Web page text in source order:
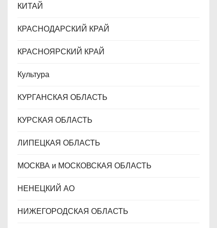
КИТАЙ
КРАСНОДАРСКИЙ КРАЙ
КРАСНОЯРСКИЙ КРАЙ
Культура
КУРГАНСКАЯ ОБЛАСТЬ
КУРСКАЯ ОБЛАСТЬ
ЛИПЕЦКАЯ ОБЛАСТЬ
МОСКВА и МОСКОВСКАЯ ОБЛАСТЬ
НЕНЕЦКИЙ АО
НИЖЕГОРОДСКАЯ ОБЛАСТЬ